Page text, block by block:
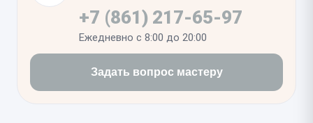
контакта шлейфов.+7 (861) 217-65-97
Ежедневно с 8:00 до 20:00
Задать вопрос мастеру